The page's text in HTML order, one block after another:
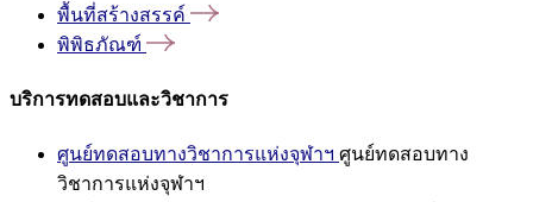
พื้นที่สร้างสรรค์
พิพิธภัณฑ์
บริการทดสอบและวิชาการ
ศูนย์ทดสอบทางวิชาการแห่งจุฬาฯ ศูนย์ทดสอบทาง
วิชาการแห่งจุฬาฯ